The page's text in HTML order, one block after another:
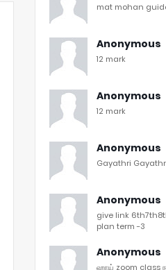
mat mohan
Anonymous
12 mark
Anonymous
12 mark
Anonymous
Gayathri
Anonymous
give link
plan term -3
Anonymous
ஹாய் zoom class